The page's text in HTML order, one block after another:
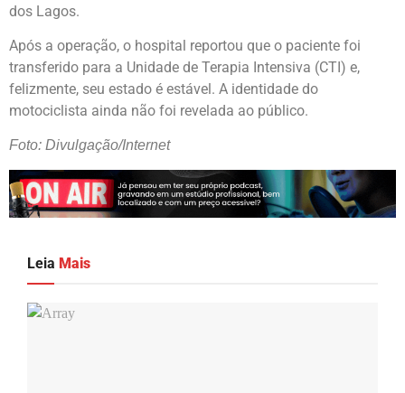
dos Lagos.
Após a operação, o hospital reportou que o paciente foi
transferido para a Unidade de Terapia Intensiva (CTI) e,
felizmente, seu estado é estável. A identidade do
motociclista ainda não foi revelada ao público.
Foto: Divulgação/Internet
Leia Mais